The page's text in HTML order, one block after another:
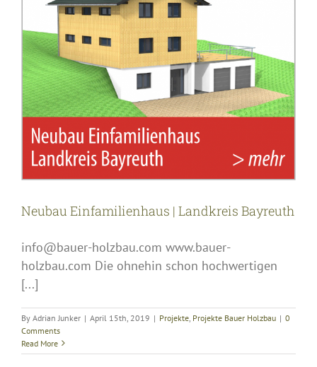
Neubau Einfamilienhaus | Landkreis Bayreuth
info@bauer-holzbau.com www.bauer-
holzbau.com Die ohnehin schon hochwertigen
[...]
By Adrian Junker | April 15th, 2019 | Projekte Projekte Bauer Holzbau | 0
Comments
Read More